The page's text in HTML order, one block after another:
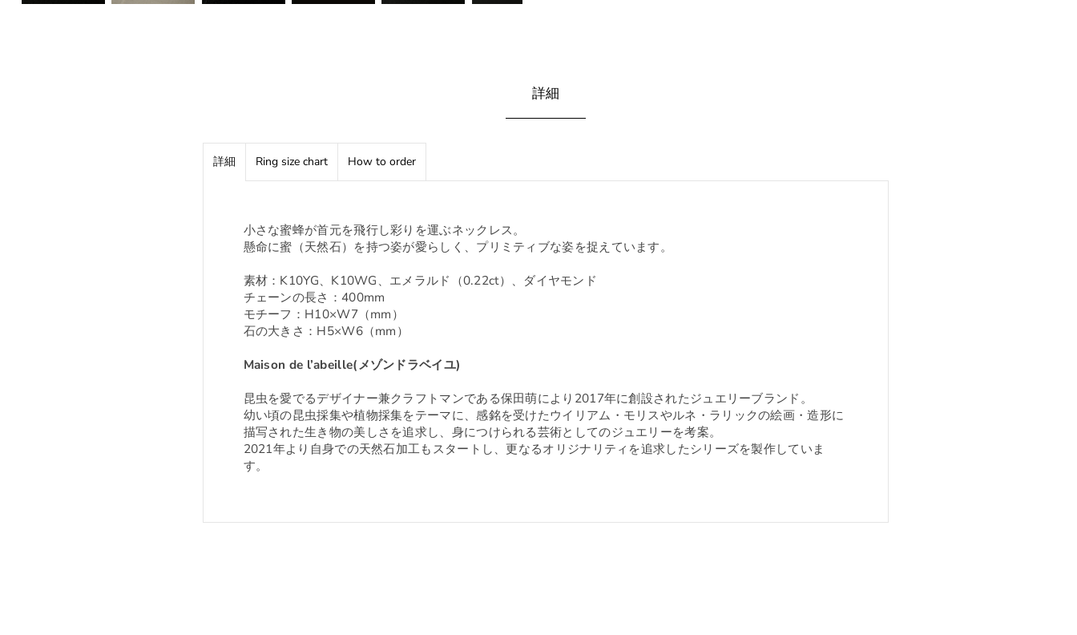
詳細
詳細 Ring size chart How to order
小さな蜜蜂が首元を飛行し彩りを運ぶネックレス。
懸命に蜜（天然石）を持つ姿が愛らしく、プリミティブな姿を捉えています。
素材：K10YG、K10WG、エメラルド（0.22ct）、ダイヤモンド
チェーンの長さ：400mm
モチーフ：H10×W7（mm）
石の大きさ：H5×W6（mm）
Maison de l’abeille(メゾンドラベイユ)
昆虫を愛でるデザイナー兼クラフトマンである保田萌により2017年に創設されたジュエリーブランド。
幼い頃の昆虫採集や植物採集をテーマに、感銘を受けたウイリアム・モリスやルネ・ラリックの絵画・造形に
描写された生き物の美しさを追求し、身につけられる芸術としてのジュエリーを考案。
2021年より自身での天然石加工もスタートし、更なるオリジナリティを追求したシリーズを製作していま
す。